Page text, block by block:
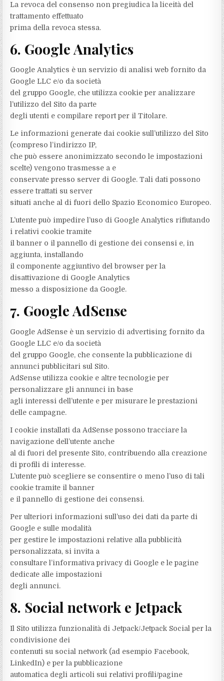
La revoca del consenso non pregiudica la liceità del
trattamento effettuato
prima della revoca stessa.
6. Google Analytics
Google Analytics è un servizio di analisi web fornito da
Google LLC e/o da società
del gruppo Google, che utilizza cookie per analizzare
l’utilizzo del Sito da parte
degli utenti e compilare report per il Titolare.
Le informazioni generate dai cookie sull’utilizzo del Sito
(compreso l’indirizzo IP,
che può essere anonimizzato secondo le impostazioni
scelte) vengono trasmesse a e
conservate presso server di Google. Tali dati possono
essere trattati su server
situati anche al di fuori dello Spazio Economico Europeo.
L’utente può impedire l’uso di Google Analytics rifiutando
i relativi cookie tramite
il banner o il pannello di gestione dei consensi e, in
aggiunta, installando
il componente aggiuntivo del browser per la
disattivazione di Google Analytics
messo a disposizione da Google.
7. Google AdSense
Google AdSense è un servizio di advertising fornito da
Google LLC e/o da società
del gruppo Google, che consente la pubblicazione di
annunci pubblicitari sul Sito.
AdSense utilizza cookie e altre tecnologie per
personalizzare gli annunci in base
agli interessi dell’utente e per misurare le prestazioni
delle campagne.
I cookie installati da AdSense possono tracciare la
navigazione dell’utente anche
al di fuori del presente Sito, contribuendo alla creazione
di profili di interesse.
L’utente può scegliere se consentire o meno l’uso di tali
cookie tramite il banner
e il pannello di gestione dei consensi.
Per ulteriori informazioni sull’uso dei dati da parte di
Google e sulle modalità
per gestire le impostazioni relative alla pubblicità
personalizzata, si invita a
consultare l’informativa privacy di Google e le pagine
dedicate alle impostazioni
degli annunci.
8. Social network e Jetpack
Il Sito utilizza funzionalità di Jetpack/Jetpack Social per la
condivisione dei
contenuti su social network (ad esempio Facebook,
LinkedIn) e per la pubblicazione
automatica degli articoli sui relativi profili/pagine